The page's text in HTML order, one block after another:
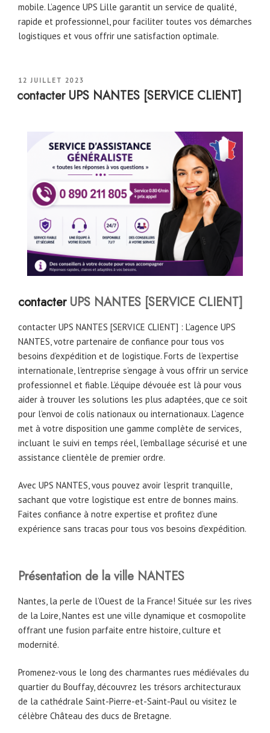
mobile. L’agence UPS Lille garantit un service de qualité,
rapide et professionnel, pour faciliter toutes vos démarches
logistiques et vous offrir une satisfaction optimale.
PUBLIÉ
12 JUILLET 2023
contacter UPS NANTES [SERVICE CLIENT]
contacterUPS NANTES [SERVICE CLIENT]
contacter UPS NANTES [SERVICE CLIENT] : L’agence UPS
NANTES, votre partenaire de confiance pour tous vos
besoins d’expédition et de logistique. Forts de l’expertise
internationale, l’entreprise s’engage à vous offrir un service
professionnel et fiable. L’équipe dévouée est là pour vous
aider à trouver les solutions les plus adaptées, que ce soit
pour l’envoi de colis nationaux ou internationaux. L’agence
met à votre disposition une gamme complète de services,
incluant le suivi en temps réel, l’emballage sécurisé et une
assistance clientèle de premier ordre.
Avec UPS NANTES, vous pouvez avoir l’esprit tranquille,
sachant que votre logistique est entre de bonnes mains.
Faites confiance à notre expertise et profitez d’une
expérience sans tracas pour tous vos besoins d’expédition.
Présentation de la ville NANTES
Nantes, la perle de l’Ouest de la France! Située sur les rives
de la Loire, Nantes est une ville dynamique et cosmopolite
offrant une fusion parfaite entre histoire, culture et
modernité.
Promenez-vous le long des charmantes rues médiévales du
quartier du Bouffay, découvrez les trésors architecturaux
de la cathédrale Saint-Pierre-et-Saint-Paul ou visitez le
célèbre Château des ducs de Bretagne.